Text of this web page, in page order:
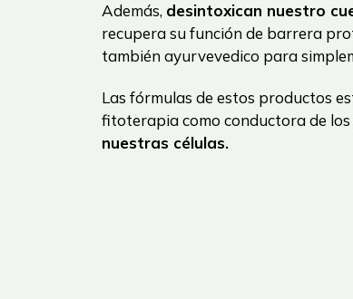
Además, desintoxican nuestro
recupera su función de barrera
también ayurvevedico para
Las fórmulas de estos productos
fitoterapia como conductora de
nuestras células.